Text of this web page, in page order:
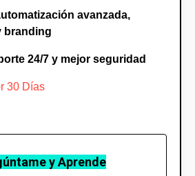
avanzada,
branding
24/7 y mejor seguridad
30 Días
y Aprende